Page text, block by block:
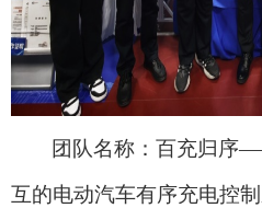
团队名称： 百充归序
互的电动汽车有序充电控